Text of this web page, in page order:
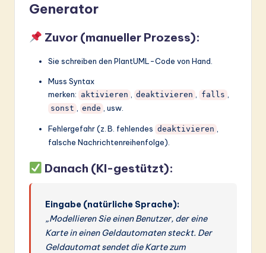
Generator
Zuvor (manueller Prozess):
Sie schreiben den PlantUML-Code von Hand.
Muss Syntax
merken: aktivieren , deaktivieren , falls ,
sonst , ende , usw.
Fehlergefahr (z. B. fehlendes deaktivieren ,
falsche Nachrichtenreihenfolge).
Danach (KI-gestützt):
Eingabe (natürliche Sprache):
„Modellieren Sie einen Benutzer, der eine
Karte in einen Geldautomaten steckt. Der
Geldautomat sendet die Karte zum